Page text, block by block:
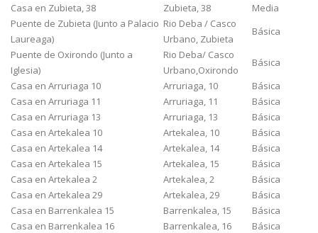
Casa en Zubieta, 38
Zubieta, 38
Media
Puente de Zubieta (Junto a Palacio
Laureaga)
Rio Deba / Casco
Urbano, Zubieta
Básica
Puente de Oxirondo (Junto a
Iglesia)
Rio Deba/ Casco
Urbano,Oxirondo
Básica
Casa en Arruriaga 10
Arruriaga, 10
Básica
Casa en Arruriaga 11
Arruriaga, 11
Básica
Casa en Arruriaga 13
Arruriaga, 13
Básica
Casa en Artekalea 10
Artekalea, 10
Básica
Casa en Artekalea 14
Artekalea, 14
Básica
Casa en Artekalea 15
Artekalea, 15
Básica
Casa en Artekalea 2
Artekalea, 2
Básica
Casa en Artekalea 29
Artekalea, 29
Básica
Casa en Barrenkalea 15
Barrenkalea, 15
Básica
Casa en Barrenkalea 16
Barrenkalea, 16
Básica